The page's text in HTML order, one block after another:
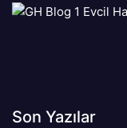
Son Yazılar